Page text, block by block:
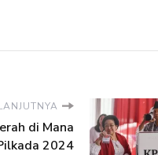
di Mana
2024